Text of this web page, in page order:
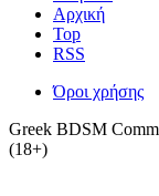
Αρχική
Top
RSS
Όροι χρήσης
Greek BDSM
(18+)